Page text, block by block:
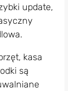
update,
kasa
są